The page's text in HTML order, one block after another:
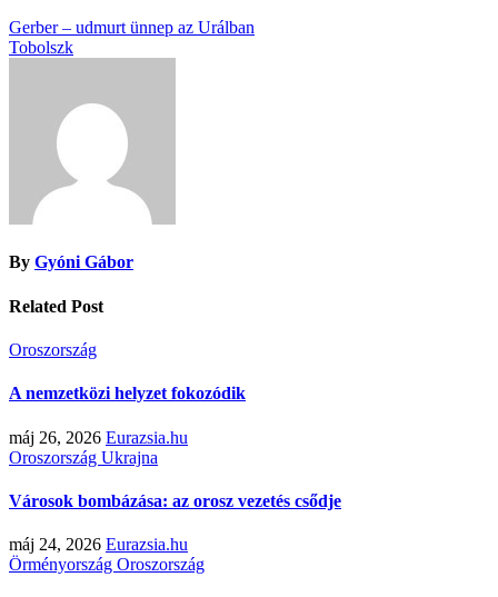
Gerber – udmurt ünnep az Urálban
Tobolszk
By Gyóni Gábor
Related Post
Oroszország
A nemzetközi helyzet fokozódik
máj 26, 2026 Eurazsia.hu
Oroszország Ukrajna
Városok bombázása: az orosz vezetés csődje
máj 24, 2026 Eurazsia.hu
Örményország Oroszország